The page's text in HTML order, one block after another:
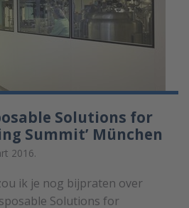
Solutions for
Summit’ München
2016.
ik je nog bijpraten over
Solutions for